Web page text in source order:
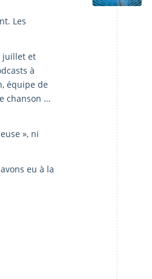
Les
juillet et
à
équipe de
chanson …
», ni
eu à la